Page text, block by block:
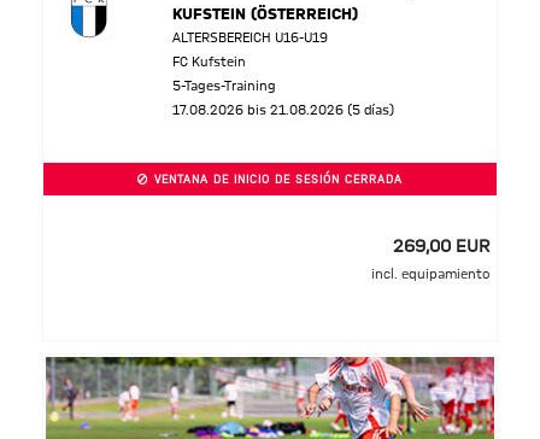
KUFSTEIN (ÖSTERREICH)
ALTERSBEREICH U16-U19
FC Kufstein
5-Tages-Training
17.08.2026 bis 21.08.2026 (5 días)
VENTANA DE INICIO DE SESIÓN CERRADA
269,00 EUR
incl. equipamiento